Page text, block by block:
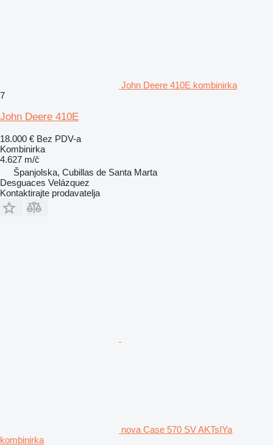
John Deere 410E kombinirka
7
John Deere 410E
18.000 € Bez PDV-a
Kombinirka
4.627 m/č
Španjolska, Cubillas de Santa Marta
Desguaces Velázquez
Kontaktirajte prodavatelja
nova Case 570 SV AKTsIYa
kombinirka